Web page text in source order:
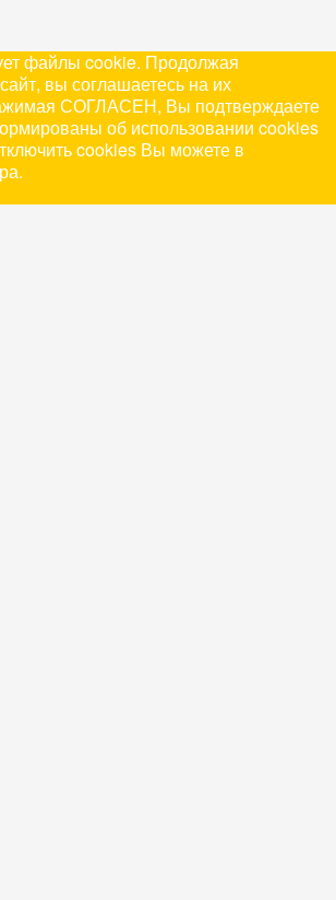
файлы cookie. Продолжая
вы соглашаетесь на их
СОГЛАСЕН, Вы подтверждаете
об использовании cookies
cookies Вы можете в